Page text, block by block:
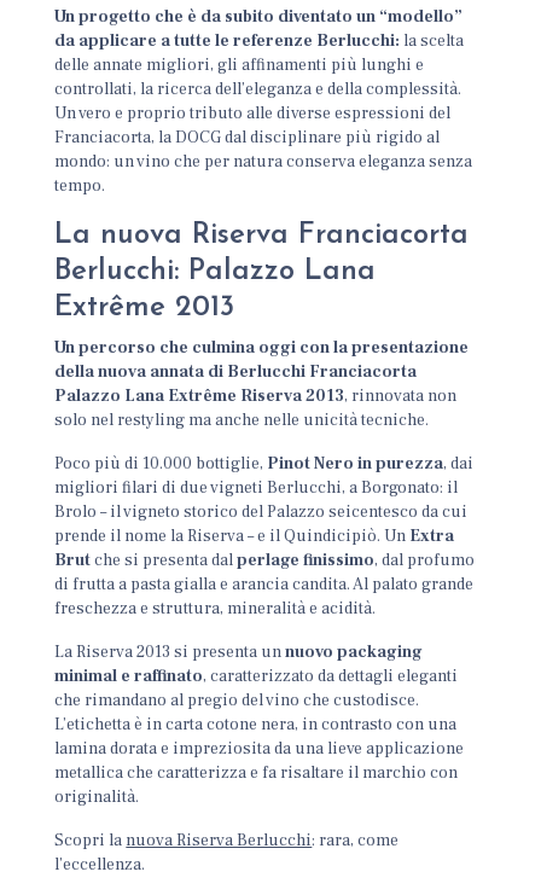
Un progetto che è da subito diventato un “modello”
da applicare a tutte le referenze Berlucchi: la scelta
delle annate migliori, gli affinamenti più lunghi e
controllati, la ricerca dell’eleganza e della complessità.
Un vero e proprio tributo alle diverse espressioni del
Franciacorta, la DOCG dal disciplinare più rigido al
mondo: un vino che per natura conserva eleganza senza
tempo.
La nuova Riserva Franciacorta
Berlucchi: Palazzo Lana
Extrême 2013
Un percorso che culmina oggi con la presentazione
della nuova annata di Berlucchi Franciacorta
Palazzo Lana Extrême Riserva 2013, rinnovata non
solo nel restyling ma anche nelle unicità tecniche.
Poco più di 10.000 bottiglie, Pinot Nero in purezza, dai
migliori filari di due vigneti Berlucchi, a Borgonato: il
Brolo – il vigneto storico del Palazzo seicentesco da cui
prende il nome la Riserva – e il Quindicipiò. Un Extra
Brutche si presenta dalperlage finissimo, dal profumo
di frutta a pasta gialla e arancia candita. Al palato grande
freschezza e struttura, mineralità e acidità.
La Riserva 2013 si presenta unnuovo packaging
minimal e raffinato, caratterizzato da dettagli eleganti
che rimandano al pregio del vino che custodisce.
L’etichetta è in carta cotone nera, in contrasto con una
lamina dorata e impreziosita da una lieve applicazione
metallica che caratterizza e fa risaltare il marchio con
originalità.
Scopri la nuova Riserva Berlucchi: rara, come
l’eccellenza.